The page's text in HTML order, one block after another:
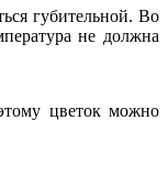
губительной. Во
не должна
цветок можно